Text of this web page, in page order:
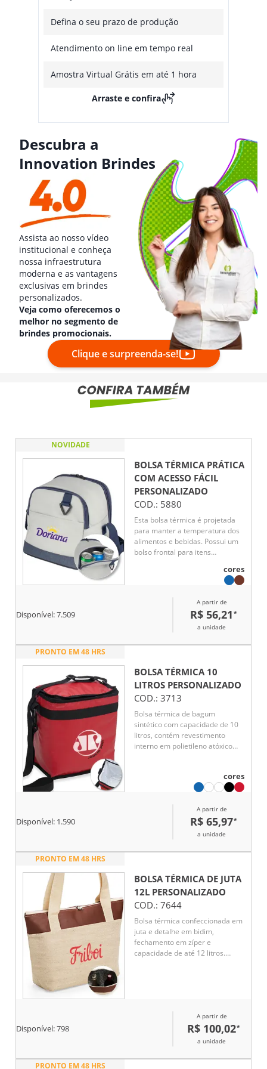
Defina o seu prazo de produção
Atendimento on line em tempo real
Amostra Virtual Grátis em até 1 hora
Arraste e confira
Descubra a
Innovation Brindes
Assista ao nosso vídeo
institucional e conheça
nossa infraestrutura
moderna e as vantagens
exclusivas em brindes
personalizados.
Veja como oferecemos o
melhor no segmento de
brindes promocionais.
Clique e surpreenda-se!
NOVIDADE
BOLSA TÉRMICA PRÁTICA
COM ACESSO FÁCIL
PERSONALIZADO
COD.: 5880
Esta bolsa térmica é projetada
para manter a temperatura dos
alimentos e bebidas. Possui um
bolso frontal para itens
chaves, oferecendo praticidade.
acesso ao que você precisa. A
alça ajustável garante conforto
no transporte, enquanto a parte
resistência e facilidade de
e passeios.
cores
Disponível:7.509
A partir de
R$ 56,21 *
a unidade
PRONTO EM 48 HRS
BOLSA TÉRMICA 10
LITROS PERSONALIZADO
COD.: 3713
Bolsa térmica de bagum
sintético com capacidade de 10
litros, contém revestimento
interno em polietileno atóxico
cores
Disponível: 1.590
A partir de
R$ 65,97*
a unidade
PRONTO EM 48 HRS
BOLSA TÉRMICA DE JUTA
12L PERSONALIZADO
COD.: 7644
Bolsa térmica confeccionada em
juta e detalhe em bidim,
fechamento em zíper e
capacidade de até 12 litros.
Disponível:798
A partir de
R$ 100,02*
a unidade
PRONTO EM 48 HRS